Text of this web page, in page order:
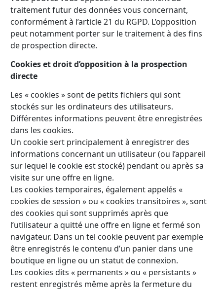
traitement futur des données vous concernant,
conformément à l’article 21 du RGPD. L’opposition
peut notamment porter sur le traitement à des fins
de prospection directe.
Cookies et droit d’opposition à la prospection
directe
Les « cookies » sont de petits fichiers qui sont
stockés sur les ordinateurs des utilisateurs.
Différentes informations peuvent être enregistrées
dans les cookies.
Un cookie sert principalement à enregistrer des
informations concernant un utilisateur (ou l’appareil
sur lequel le cookie est stocké) pendant ou après sa
visite sur une offre en ligne.
Les cookies temporaires, également appelés «
cookies de session » ou « cookies transitoires », sont
des cookies qui sont supprimés après que
l’utilisateur a quitté une offre en ligne et fermé son
navigateur. Dans un tel cookie peuvent par exemple
être enregistrés le contenu d’un panier dans une
boutique en ligne ou un statut de connexion.
Les cookies dits « permanents » ou « persistants »
restent enregistrés même après la fermeture du